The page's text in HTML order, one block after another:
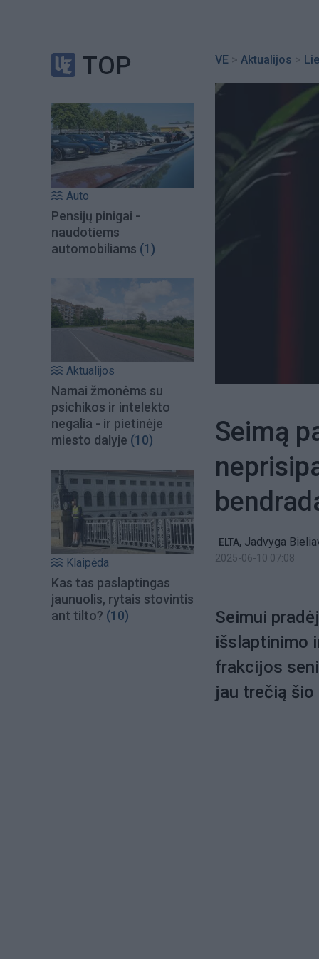
TOP
Auto
Pensijų pinigai -
naudotiems
automobiliams (1)
Aktualijos
Namai žmonėms su
psichikos ir intelekto
negalia - ir pietinėje
miesto dalyje (10)
Klaipėda
Kas tas paslaptingas
jaunuolis, rytais stovintis
ant tilto? (10)
VE > Aktualijos >
Seimą
ELTA, Jadvyga
2025-06-10 07:08
Seimui
išslaptinimo
frakcijos
jau trečią